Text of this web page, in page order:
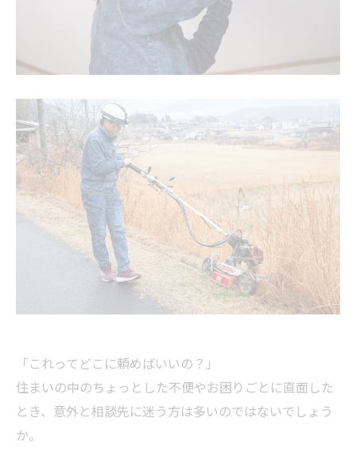
「これってどこに頼めばいいの？」
住まいの中のちょっとした不便やお困りごとに直面した
とき、意外と相談先に迷う方は多いのではないでしょう
か。